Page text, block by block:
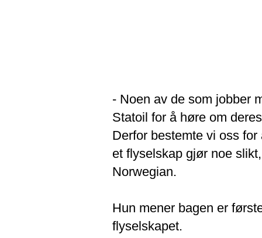
- Noen av de som jobber
Statoil for å høre om
Derfor bestemte vi oss
et flyselskap gjør noe
Norwegian.
Hun mener bagen er
flyselskapet.